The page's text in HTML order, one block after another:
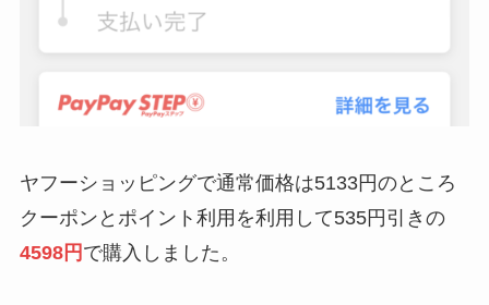
ヤフーショッピングで通常価格は5133円のところ
クーポンとポイント利用を利用して535円引きの
4598円 で購入しました。